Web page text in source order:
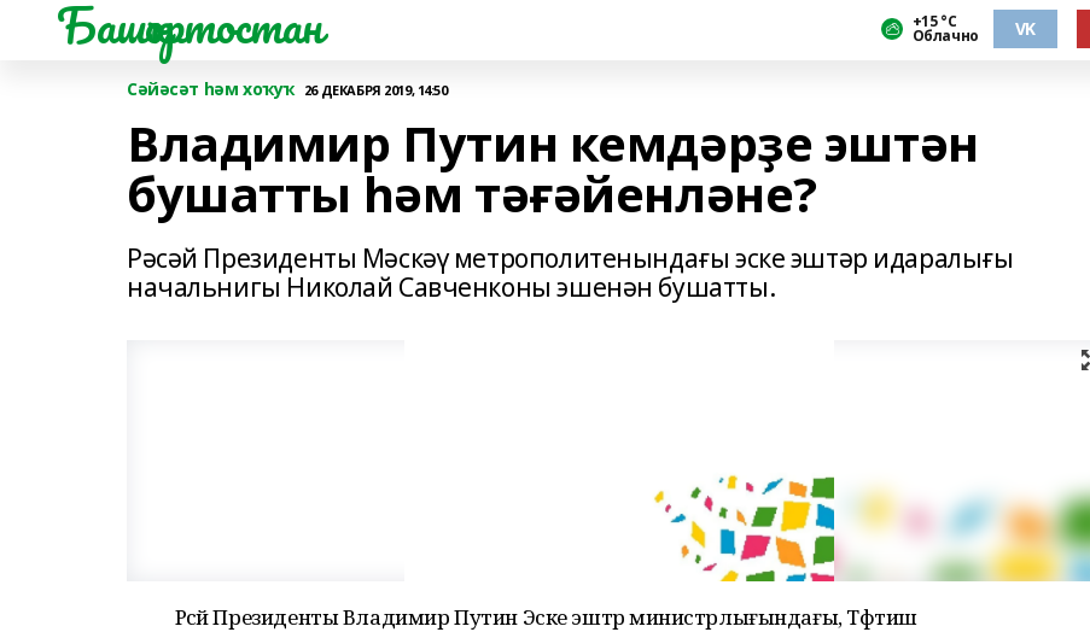
Башҡортостан +15 °С
Облачно VK
Сәйәсәт һәм хоҡуҡ 26 ДЕКАБРЯ 2019, 14:50
Владимир Путин кемдәрҙе эштән
бушатты һәм тәғәйенләне?
Рәсәй Президенты Мәскәү метрополитенындағы эске эштәр идаралығы
начальнигы Николай Савченконы эшенән бушатты.
Рәсәй Президенты Владимир Путин Эске эштәр министрлығындағы, Тәфтиш